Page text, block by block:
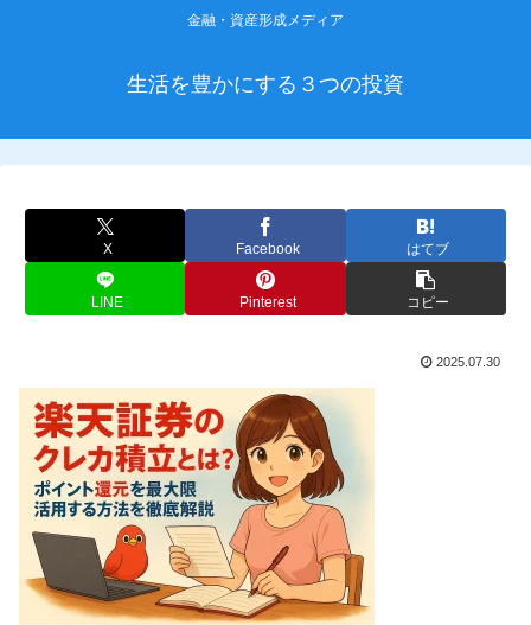
金融・資産形成メディア
生活を豊かにする３つの投資
X Facebook はてブ
LINE Pinterest コピー
2025.07.30